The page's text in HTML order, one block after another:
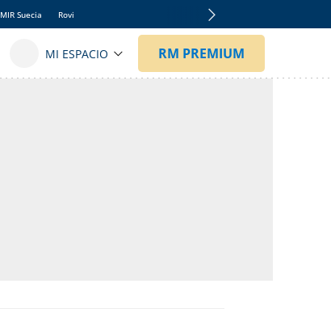
MIR Suecia Rovi